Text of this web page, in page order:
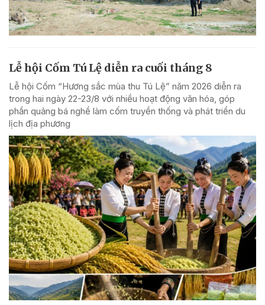
Lễ hội Cốm Tú Lệ diễn ra cuối tháng 8
Lễ hội Cốm “Hương sắc mùa thu Tú Lệ” năm 2026 diễn ra
trong hai ngày 22-23/8 với nhiều hoạt động văn hóa, góp
phần quảng bá nghề làm cốm truyền thống và phát triển du
lịch địa phương